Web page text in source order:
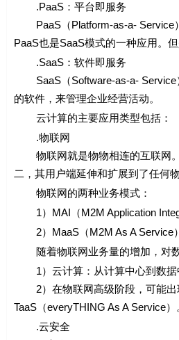
.PaaS：平台即服务
PaaS（Platform-as-a- Service）
PaaS也是SaaS模式的一种应用。
.SaaS：软件即服务
SaaS（Software-as-a- Service
的软件，来管理企业经营活动。
云计算的主要应用类型包括：
.物联网
物联网就是物物相连的互联网。
二，其用户端延伸和扩展到了任何
物联网的两种业务模式：
1）MAI（M2M Application
2）MaaS（M2M As A Service
随着物联网业务量的增加，对数
1）云计算：从计算中心到数据
2）在物联网高级阶段，可能出
TaaS（everyTHING As A Service）
.云安全